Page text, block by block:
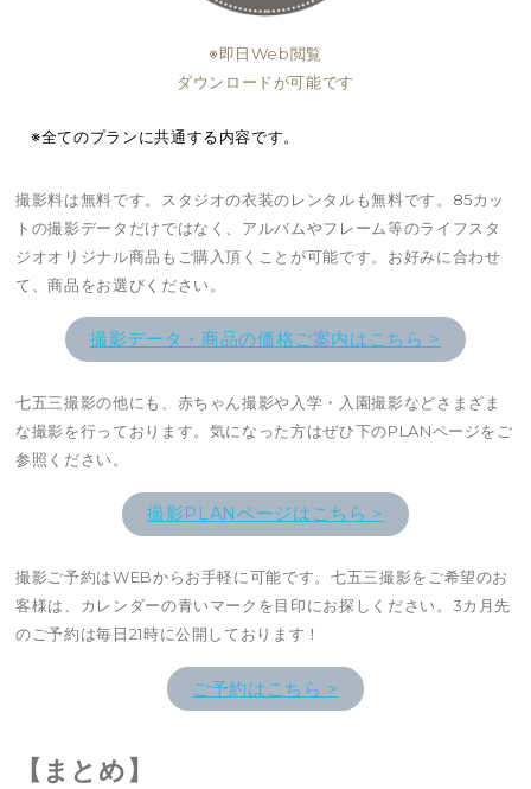
※即日Web閲覧
ダウンロードが可能です
※全てのプランに共通する内容です。
撮影料は無料です。スタジオの衣装のレンタルも無料です。85カッ
トの撮影データだけではなく、アルバムやフレーム等のライフスタ
ジオオリジナル商品もご購入頂くことが可能です。お好みに合わせ
て、商品をお選びください。
撮影データ・商品の価格ご案内はこちら >
七五三撮影の他にも、赤ちゃん撮影や入学・入園撮影などさまざま
な撮影を行っております。気になった方はぜひ下のPLANページをご
参照ください。
撮影PLANページはこちら >
撮影ご予約はWEBからお手軽に可能です。七五三撮影をご希望のお
客様は、カレンダーの青いマークを目印にお探しください。3カ月先
のご予約は毎日21時に公開しております！
ご予約はこちら >
【まとめ】